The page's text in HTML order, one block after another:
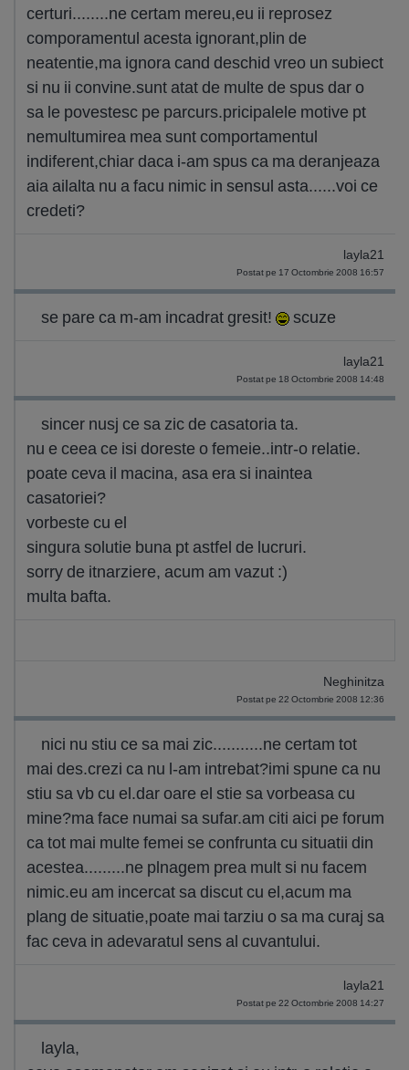
certuri........ne certam mereu,eu ii reprosez
comporamentul acesta ignorant,plin de
neatentie,ma ignora cand deschid vreo un subiect
si nu ii convine.sunt atat de multe de spus dar o
sa le povestesc pe parcurs.pricipalele motive pt
nemultumirea mea sunt comportamentul
indiferent,chiar daca i-am spus ca ma deranjeaza
aia ailalta nu a facu nimic in sensul asta......voi ce
credeti?
layla21
Postat pe 17 Octombrie 2008 16:57
se pare ca m-am incadrat gresit! scuze
layla21
Postat pe 18 Octombrie 2008 14:48
sincer nusj ce sa zic de casatoria ta.
nu e ceea ce isi doreste o femeie..intr-o relatie.
poate ceva il macina, asa era si inaintea
casatoriei?
vorbeste cu el
singura solutie buna pt astfel de lucruri.
sorry de itnarziere, acum am vazut :)
multa bafta.
Neghinitza
Postat pe 22 Octombrie 2008 12:36
nici nu stiu ce sa mai zic...........ne certam tot
mai des.crezi ca nu l-am intrebat?imi spune ca nu
stiu sa vb cu el.dar oare el stie sa vorbeasa cu
mine?ma face numai sa sufar.am citi aici pe forum
ca tot mai multe femei se confrunta cu situatii din
acestea.........ne plnagem prea mult si nu facem
nimic.eu am incercat sa discut cu el,acum ma
plang de situatie,poate mai tarziu o sa ma curaj sa
fac ceva in adevaratul sens al cuvantului.
layla21
Postat pe 22 Octombrie 2008 14:27
layla,